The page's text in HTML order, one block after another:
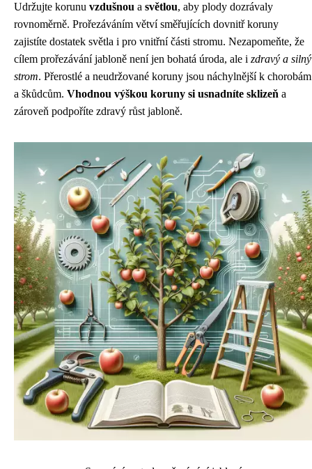
Udržujte korunu vzdušnou a světlou, aby plody dozrávaly
rovnoměrně. Prořezáváním větví směřujících dovnitř koruny
zajistíte dostatek světla i pro vnitřní části stromu. Nezapomeňte, že
cílem prořezávání jabloně není jen bohatá úroda, ale i zdravý a silný
strom. Přerostlé a neudržované koruny jsou náchylnější k chorobám
a škůdcům. Vhodnou výškou koruny si usnadníte sklizeň a
zároveň podpoříte zdravý růst jabloně.